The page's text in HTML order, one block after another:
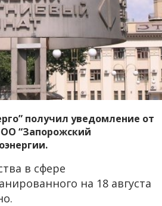
получил уведомление от
“Запорожский
в сфере
на 18 августа